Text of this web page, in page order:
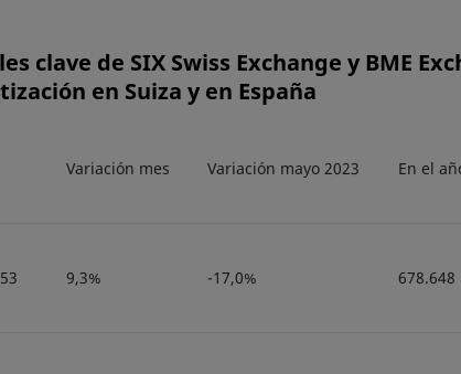
clave de SIX Swiss Exchange y BME
en Suiza y en España
Variación mes Variación mayo 2023 En el
9,3% -17,0% 678.648